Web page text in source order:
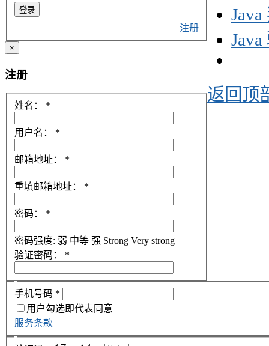
返回顶
登录
注册
×
注册
姓名： *
用户名： *
邮箱地址： *
重填邮箱地址： *
密码： *
密码强度: 弱 中等 强 Strong Very strong
验证密码：
*
手机号码 *
用户勾选即代表同意
服务条款